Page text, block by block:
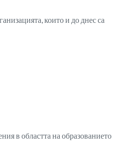
които и до днес са
в областта на образованието